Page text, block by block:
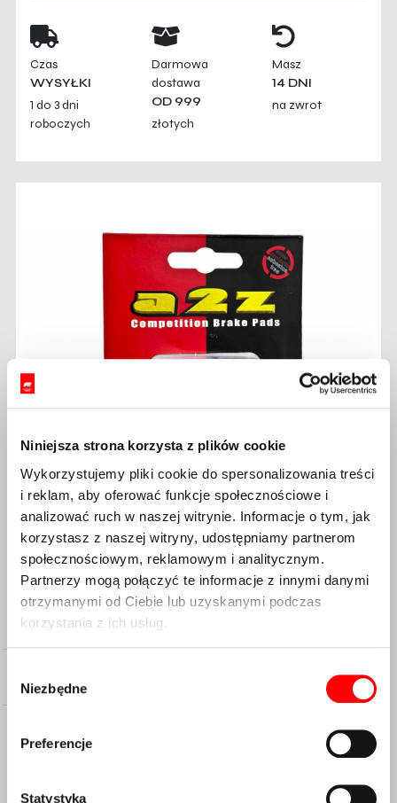
Niniejsza strona korzysta z plików cookie
Wykorzystujemy pliki cookie do spersonalizowania treści
i reklam, aby oferować funkcje społecznościowe i
analizować ruch w naszej witrynie. Informacje o tym, jak
korzystasz z naszej witryny, udostępniamy partnerom
społecznościowym, reklamowym i analitycznym.
Partnerzy mogą połączyć te informacje z innymi danymi
otrzymanymi od Ciebie lub uzyskanymi podczas
korzystania z ich usług.
zgody
Niezbędne
Preferencje
Statystyka
Czas
WYSYŁKI
1 do 3 dni
roboczych
Darmowa
dostawa
OD 999
złotych
Masz
14 DNI
na zwrot
Opis
a2z Blue AZ-620 Shimano M-